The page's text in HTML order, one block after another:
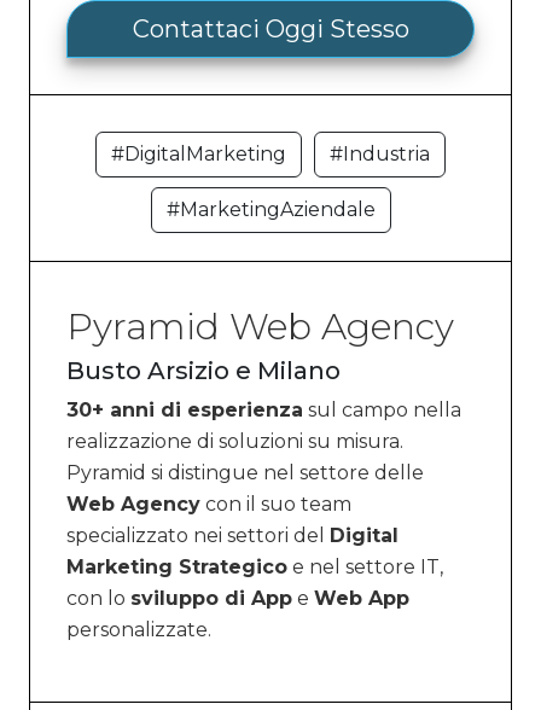
Contattaci Oggi Stesso
#DigitalMarketing #Industria
#MarketingAziendale
Pyramid Web Agency
Busto Arsizio e Milano
30+ anni di esperienza sul campo nella
realizzazione di soluzioni su misura.
Pyramid si distingue nel settore delle
Web Agency con il suo team
specializzato nei settori del Digital
Marketing Strategico e nel settore IT,
con lo sviluppo di App e Web App
personalizzate.